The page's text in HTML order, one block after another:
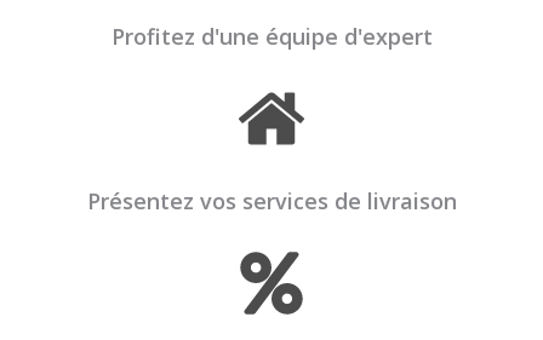
Profitez d'une équipe d'expert
Présentez vos services de livraison